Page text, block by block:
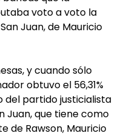
voto a voto la
Juan, de Mauricio
y cuando sólo
obtuvo el 56,31%
del partido justicialista
Juan, que tiene como
de Rawson, Mauricio